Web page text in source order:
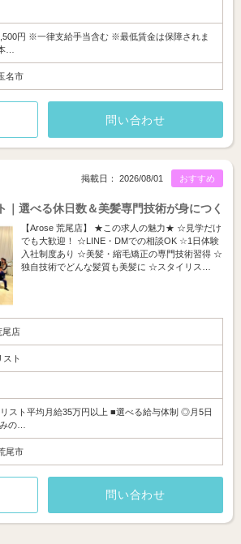
円 ※一律支給手当含む ※最低賃金は保障されま
…
名市
問い合わせ
おすすめ
掲載日： 2026/08/01
｜選べる休日数＆美髪専門技術が身につく
【Arose 荒尾店】 ★この求人の魅力★ ☆見学だけ
でも大歓迎！ ☆LINE・DMでの相談OK ☆1日体験
入社制度あり ☆美髪・縮毛矯正の専門技術習得 ☆
独自技術でどんな髪質も美髪に ☆スタイリス…
尾店
スト
スト平均月給35万円以上 ■選べる給与体制 ◎月5日
の…
尾市
問い合わせ